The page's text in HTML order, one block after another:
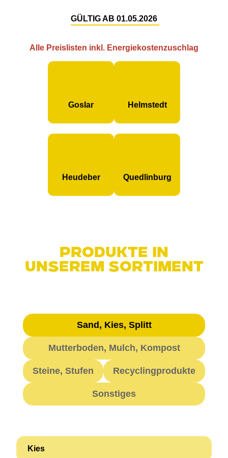
Alle Preislisten inkl. Energiekostenzuschlag
Goslar Helmstedt
Heudeber Quedlinburg
GÜLTIG AB 01.05.2026
Produkte in
unserem Sortiment
Sand, Kies, Splitt
Mutterboden, Mulch, Kompost
Steine, Stufen Recyclingprodukte
Sonstiges
Kies